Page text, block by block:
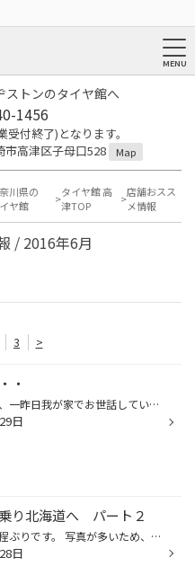
ストンのタイヤ館へ
1456
付終了)となります。
高津区子母口528
Map
川県の
ヤ館
タイヤ館 高
津TOP
店舗おスス
メ情報
/ 2016年6月
3 >
・
こんにちは、一昨日我が家でお世話していたヤゴがトンボになり元気に飛び立ちました！ 初めてではないんですが、今回はたった一匹のかわいい一人娘みたいな感じだったので喜びと悲しみもいつもより（"＾ω＾）・・・な感じでした。 そしてもう早くも７月になりますね！ 愛車も負担が掛かるこの季節！...
日
り北海道へ パート２
どもども先程ぶりです。 写真が多いため、パート2になりまっせー。 初日は札幌の親戚と居酒屋で食事をしました！！ 北海道なのに居酒屋？ってお思いかと思いますが、なめちゃいけませんよ～。 地元民だから知っている居酒屋でしたが、めちゃくちゃ美味かったです！！ ラム肉が好きな私にとってはジ...
日